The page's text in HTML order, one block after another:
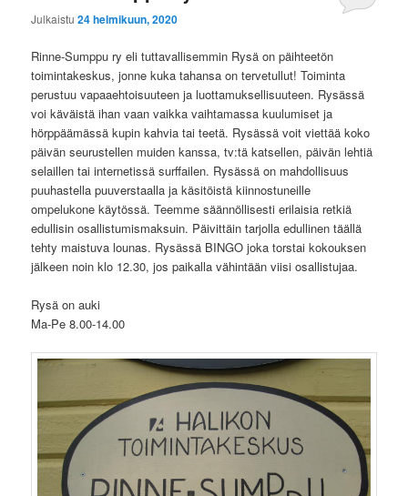
Julkaistu24 helmikuun, 2020
Rinne-Sumppu ry eli tuttavallisemmin Rysä on päihteetön
toimintakeskus, jonne kuka tahansa on tervetullut! Toiminta
perustuu vapaaehtoisuuteen ja luottamuksellisuuteen. Rysässä
voi käväistä ihan vaan vaikka vaihtamassa kuulumiset ja
hörppäämässä kupin kahvia tai teetä. Rysässä voit viettää koko
päivän seurustellen muiden kanssa, tv:tä katsellen, päivän lehtiä
selaillen tai internetissä surffailen. Rysässä on mahdollisuus
puuhastella puuverstaalla ja käsitöistä kiinnostuneille
ompelukone käytössä. Teemme säännöllisesti erilaisia retkiä
edullisin osallistumismaksuin. Päivittäin tarjolla edullinen täällä
tehty maistuva lounas. Rysässä BINGO joka torstai kokouksen
jälkeen noin klo 12.30, jos paikalla vähintään viisi osallistujaa.
Rysä on auki
Ma-Pe 8.00-14.00